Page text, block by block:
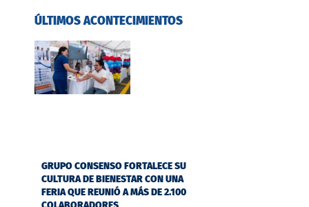
ÚLTIMOS ACONTECIMIENTOS
GRUPO CONSENSO FORTALECE SU
CULTURA DE BIENESTAR CON UNA
FERIA QUE REUNIÓ A MÁS DE 2.100